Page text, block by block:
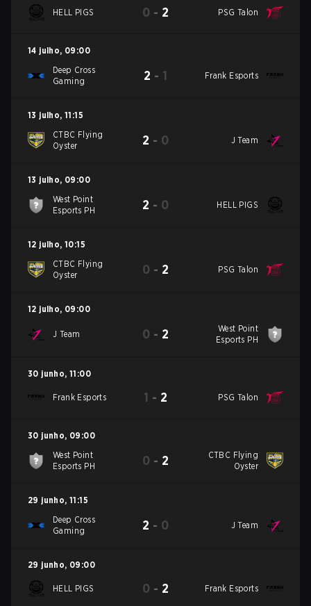
HELL PIGS 0 - 2 PSG Talon
14 julho, 09:00
Deep Cross
Gaming
2 - 1 Frank Esports
13 julho, 11:15
CTBC Flying
Oyster
2 - 0 J Team
13 julho, 09:00
West Point
Esports PH
2 - 0 HELL PIGS
12 julho, 10:15
CTBC Flying
Oyster
0 - 2 PSG Talon
12 julho, 09:00
J Team 0 - 2
West Point
Esports PH
30 junho, 11:00
Frank Esports 1 - 2 PSG Talon
30 junho, 09:00
West Point
Esports PH
0 - 2
CTBC Flying
Oyster
29 junho, 11:15
Deep Cross
Gaming
2 - 0 J Team
29 junho, 09:00
HELL PIGS 0 - 2 Frank Esports